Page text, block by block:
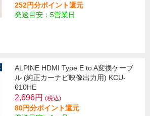
252円分ポイント還元
発送目安：5営業日
ALPINE HDMI Type E to A変換ケーブ
ル (純正カーナビ映像出力用) KCU-
610HE
2,696円 (税込)
80円分ポイント還元